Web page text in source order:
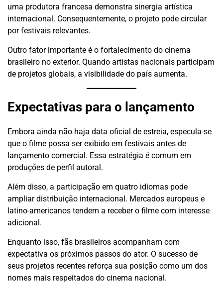
uma produtora francesa demonstra sinergia artística
internacional. Consequentemente, o projeto pode circular
por festivais relevantes.
Outro fator importante é o fortalecimento do cinema
brasileiro no exterior. Quando artistas nacionais participam
de projetos globais, a visibilidade do país aumenta.
Expectativas para o lançamento
Embora ainda não haja data oficial de estreia, especula-se
que o filme possa ser exibido em festivais antes de
lançamento comercial. Essa estratégia é comum em
produções de perfil autoral.
Além disso, a participação em quatro idiomas pode
ampliar distribuição internacional. Mercados europeus e
latino-americanos tendem a receber o filme com interesse
adicional.
Enquanto isso, fãs brasileiros acompanham com
expectativa os próximos passos do ator. O sucesso de
seus projetos recentes reforça sua posição como um dos
nomes mais respeitados do cinema nacional.